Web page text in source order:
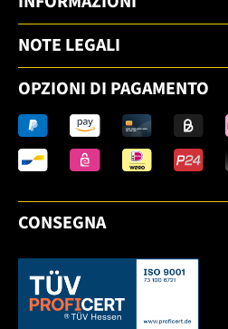
NOTE LEGALI
OPZIONI DI PAGAMENTO
CONSEGNA
Dieser Link öffnet sich in einem